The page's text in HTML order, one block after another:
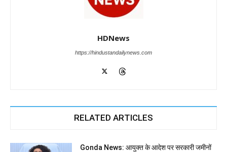
HDNews
https://hindustandailynews.com
RELATED ARTICLES
Gonda News: आयुक्त के आदेश पर सरकारी जमीनों